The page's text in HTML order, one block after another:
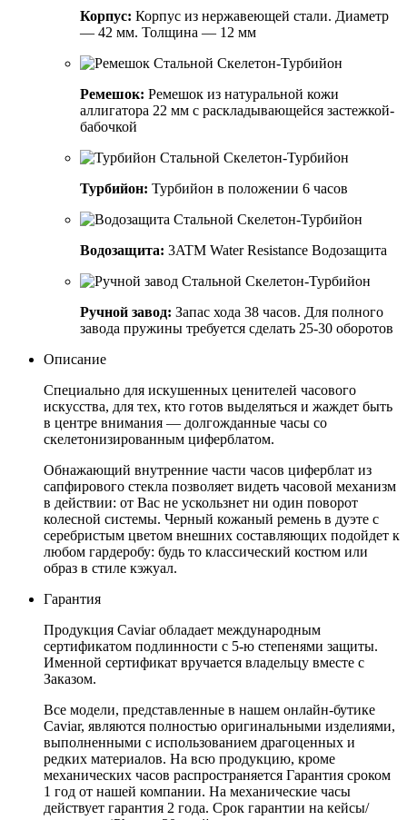
Корпус: Корпус из нержавеющей стали. Диаметр
— 42 мм. Толщина — 12 мм
Ремешок: Ремешок из натуральной кожи
аллигатора 22 мм с раскладывающейся застежкой-
бабочкой
Турбийон: Турбийон в положении 6 часов
Водозащита: 3ATM Water Resistance Водозащита
Ручной завод: Запас хода 38 часов. Для полного
завода пружины требуется сделать 25-30 оборотов
Описание
Специально для искушенных ценителей часового
искусства, для тех, кто готов выделяться и жаждет быть
в центре внимания — долгожданные часы со
скелетонизированным циферблатом.
Обнажающий внутренние части часов циферблат из
сапфирового стекла позволяет видеть часовой механизм
в действии: от Вас не ускользнет ни один поворот
колесной системы. Черный кожаный ремень в дуэте с
серебристым цветом внешних составляющих подойдет к
любом гардеробу: будь то классический костюм или
образ в стиле кэжуал.
Гарантия
Продукция Caviar обладает международным
сертификатом подлинности с 5-ю степенями защиты.
Именной сертификат вручается владельцу вместе с
Заказом.
Все модели, представленные в нашем онлайн-бутике
Caviar, являются полностью оригинальными изделиями,
выполненными с использованием драгоценных и
редких материалов. На всю продукцию, кроме
механических часов распространяется Гарантия сроком
1 год от нашей компании. На механические часы
действует гарантия 2 года. Срок гарантии на кейсы/